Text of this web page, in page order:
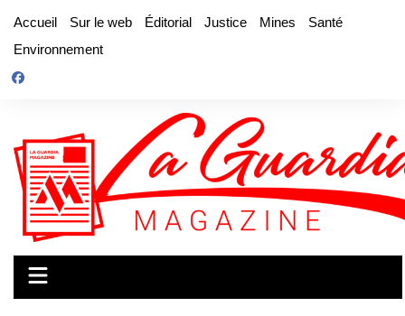
contenu
Accueil Sur le web Éditorial Justice Mines
Santé
Environnement